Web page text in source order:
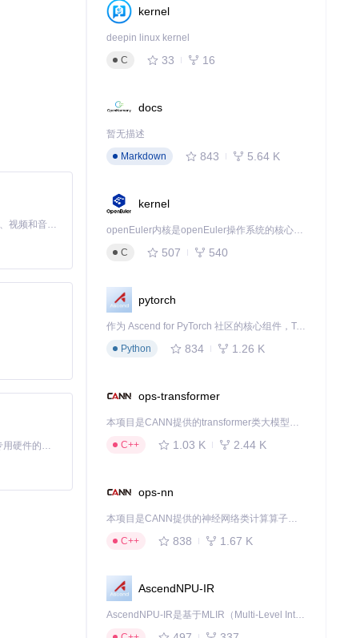
度模块为不
用相应规
响应延迟，
置：基础开
MiniMax H3 是一个通用的全模态生成系统。它支持对由文本、图像、视频和音频组成的多模态上下文进行统一理解，并能生成分辨率高达 2K、时长可达 15 秒的带原生立体声音频的视频。得益于面向任务泛化的系统设计，H3 在预训练阶段就已具备广泛的多模态上下文理解与生成能力，能够出色地执行复杂的多模态指令。
基于Python的Xiaozhi AI，适用于想要完整Xiaozhi体验而无需拥有专用硬件的用户。
kernel
deepin linux kernel
C
33 16
docs
暂无描述
Markdown
843 5.64 K
kernel
openEuler内核是openEuler操作系统的核心，既是系统性能与稳定性的基石，也是连接处理器、设备与服务的桥梁。
C
507 540
pytorch
作为 Ascend for PyTorch 社区的核心组件，TorchNPU 是昇腾专为 PyTorch 打造的深度学习适配插件，使 PyTorch 框架能够直接调用昇腾 NPU，为开发者提供昇腾 AI 处理器的超强算力。
Python
834 1.26 K
ops-transformer
本项目是CANN提供的transformer类大模型算子库，实现网络在NPU上加速计算。
C++
1.03 K 2.44 K
ops-nn
本项目是CANN提供的神经网络类计算算子库，实现网络在NPU上加速计算。
C++
838 1.67 K
AscendNPU-IR
AscendNPU-IR是基于MLIR（Multi-Level Intermediate Representation）构建的，面向昇腾亲和算子编译时使用的中间表示，提供昇腾完备表达能力，通过编译优化提升昇腾AI处理器计算效率，支持通过生态框架使能昇腾AI处理器与深度调优